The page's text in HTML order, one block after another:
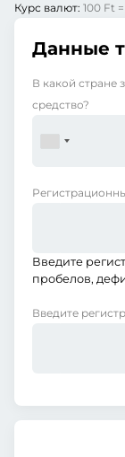
Курс валют: 100 Ft
Данные
В какой стране
средство?
Введите
пробелов,
Введите